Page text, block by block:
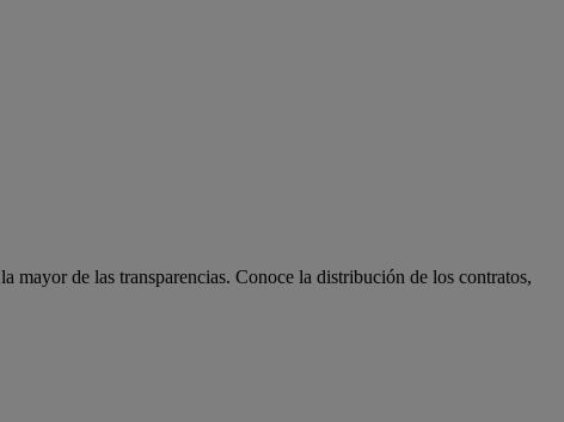
de las transparencias. Conoce la distribución de los contratos,